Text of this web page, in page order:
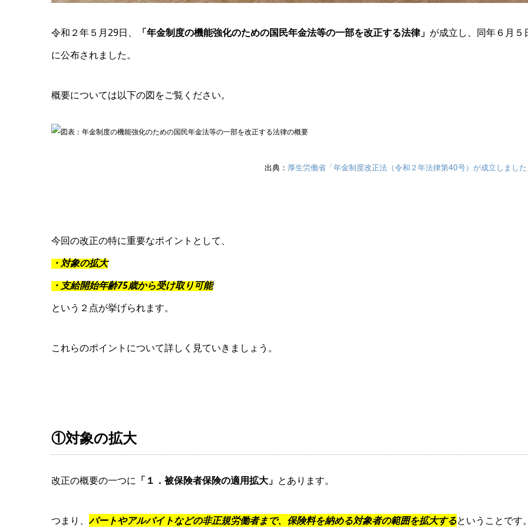
令和２年５月29日、 「年金制度の機能強化のための国民年金法等の一部を改正する法律」 が成立し、同年６月５
に公布されました。
概要については以下の図をご覧ください。
出典： 厚生労働省「年金制度改正法（令和２年法律第40号）が成立しまし
今回の改正の特に重要なポイントとして、
・対象の拡大
・支給開始年齢75歳から受け取り可能
という２点が挙げられます。
これらのポイントについて詳しく見ていきましょう。
①対象の拡大
改正の概要の一つに 「１．被保険者保険の適用拡大」 とあります。
つまり、 パートやアルバイトなどの非正規労働者まで、保険料を納める対象者の範囲を拡大するということです